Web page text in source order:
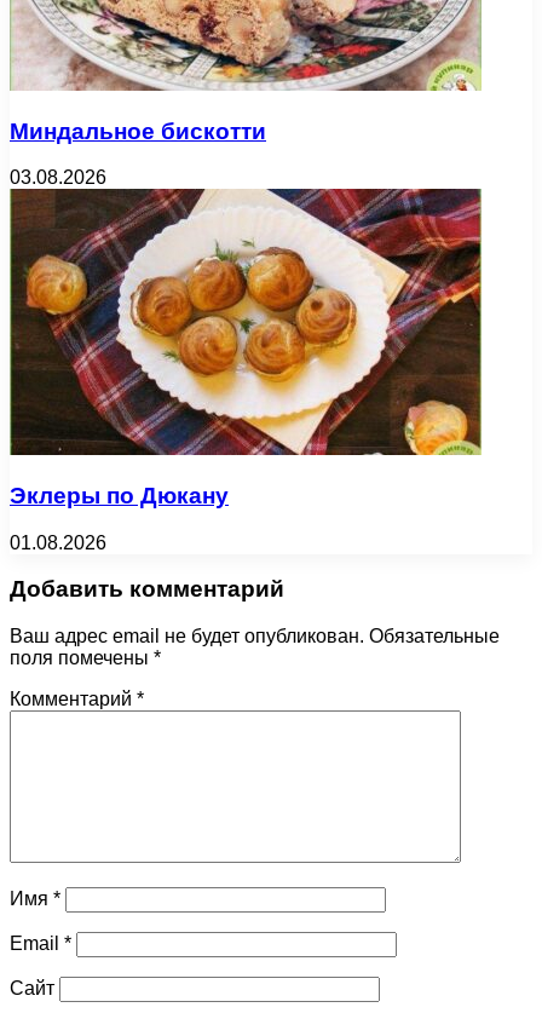
Миндальное бискотти
03.08.2026
Эклеры по Дюкану
01.08.2026
Добавить комментарий
Ваш адрес email не будет опубликован. Обязательные
поля помечены *
Комментарий *
Имя *
Email *
Сайт